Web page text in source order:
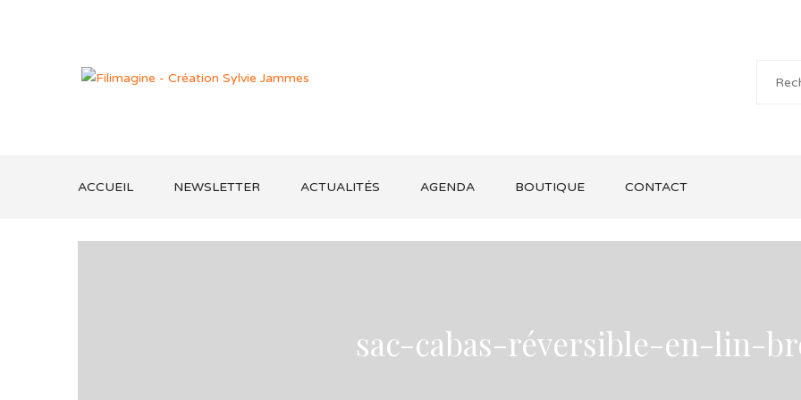
ACCUEIL NEWSLETTER ACTUALITÉS AGENDA BOUTIQUE CONTACT
sac-cabas-réversible-en-lin-